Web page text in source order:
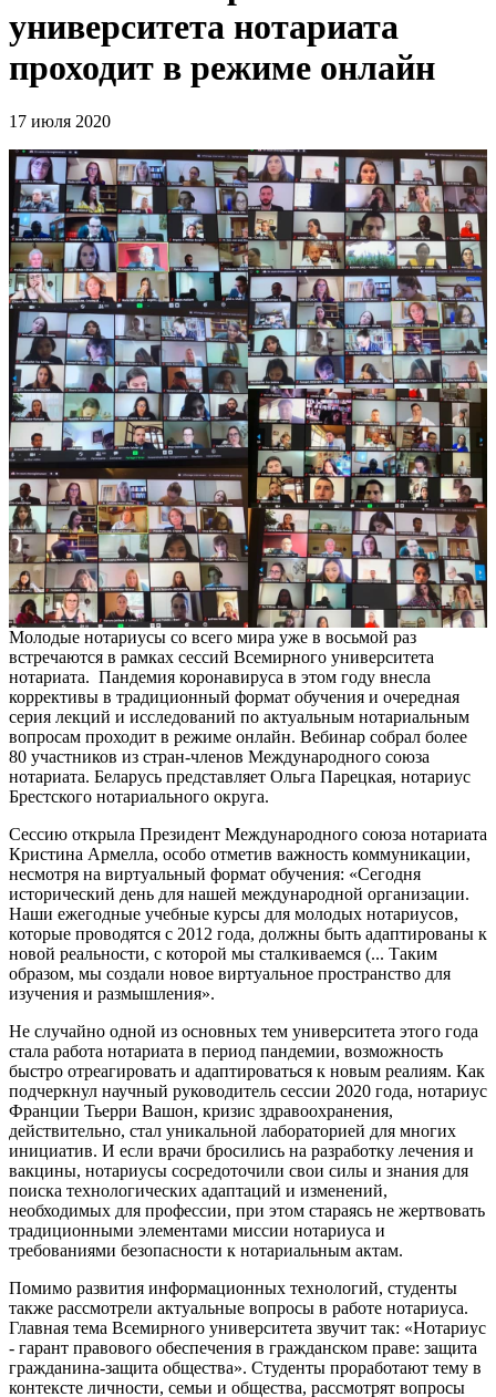
университета нотариата
проходит в режиме онлайн
17 июля 2020
Молодые нотариусы со всего мира уже в восьмой раз
встречаются в рамках сессий Всемирного университета
нотариата. Пандемия коронавируса в этом году внесла
коррективы в традиционный формат обучения и очередная
серия лекций и исследований по актуальным нотариальным
вопросам проходит в режиме онлайн. Вебинар собрал более
80 участников из стран-членов Международного союза
нотариата. Беларусь представляет Ольга Парецкая, нотариус
Брестского нотариального округа.
Сессию открыла Президент Международного союза нотариата
Кристина Армелла, особо отметив важность коммуникации,
несмотря на виртуальный формат обучения: «Сегодня
исторический день для нашей международной организации.
Наши ежегодные учебные курсы для молодых нотариусов,
которые проводятся с 2012 года, должны быть адаптированы к
новой реальности, с которой мы сталкиваемся (... Таким
образом, мы создали новое виртуальное пространство для
изучения и размышления».
Не случайно одной из основных тем университета этого года
стала работа нотариата в период пандемии, возможность
быстро отреагировать и адаптироваться к новым реалиям. Как
подчеркнул научный руководитель сессии 2020 года, нотариус
Франции Тьерри Вашон, кризис здравоохранения,
действительно, стал уникальной лабораторией для многих
инициатив. И если врачи бросились на разработку лечения и
вакцины, нотариусы сосредоточили свои силы и знания для
поиска технологических адаптаций и изменений,
необходимых для профессии, при этом стараясь не жертвовать
традиционными элементами миссии нотариуса и
требованиями безопасности к нотариальным актам.
Помимо развития информационных технологий, студенты
также рассмотрели актуальные вопросы в работе нотариуса.
Главная тема Всемирного университета звучит так: «Нотариус
- гарант правового обеспечения в гражданском праве: защита
гражданина-защита общества». Студенты проработают тему в
контексте личности, семьи и общества, рассмотрят вопросы